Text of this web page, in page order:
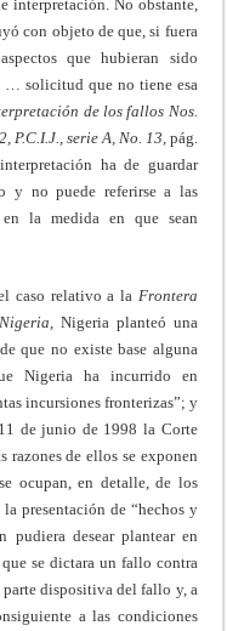
interpretación. No obstante,
con objeto de que, si fuera
que hubieran sido
… solicitud que no tiene esa
de los fallos Nos.
serie A, No. 13, pág.
ha de guardar
y no puede referirse a las
la medida en que sean
caso relativo a la Frontera
Nigeria planteó una
que no existe base alguna
Nigeria ha incurrido en
incursiones fronterizas”; y
de junio de 1998 la Corte
razones de ellos se exponen
ocupan, en detalle, de los
presentación de “hechos y
pudiera desear plantear en
se dictara un fallo contra
parte dispositiva del fallo y, a
a las condiciones